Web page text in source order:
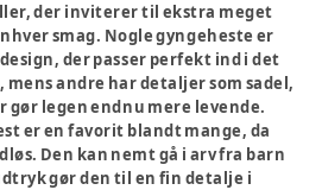
der inviterer til ekstra meget
smag. Nogle gyngeheste er
der passer perfekt ind i det
andre har detaljer som sadel,
legen endnu mere levende.
er en favorit blandt mange, da
Den kan nemt gå i arv fra barn
gør den til en fin detalje i